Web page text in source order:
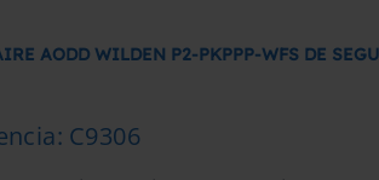
AODD WILDEN P2-PKPPP-WFS DE
: C9306